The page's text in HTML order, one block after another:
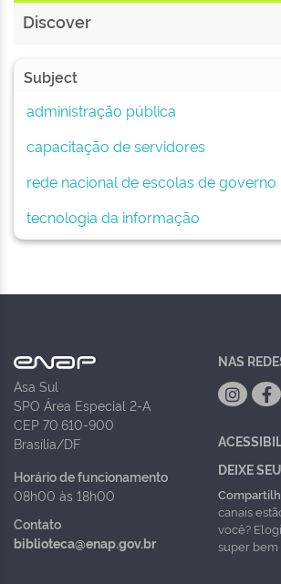
Discover
Subject
administração pública
capacitação de servidores
rede nacional de escolas de governo
tecnologia da informação
Asa Sul
SPO Área Especial 2-A
CEP 70.610-900
Brasília/DF
Horário de funcionamento
08h00 às 18h00
Contato
biblioteca@enap.gov.br
NAS
DEIXE
canais
você?
super bem